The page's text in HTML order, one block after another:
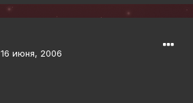
16 июня, 2006